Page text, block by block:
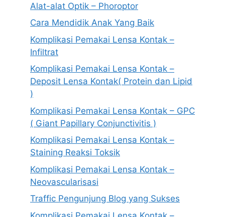
Alat-alat Optik – Phoroptor
Cara Mendidik Anak Yang Baik
Komplikasi Pemakai Lensa Kontak –
Infiltrat
Komplikasi Pemakai Lensa Kontak –
Deposit Lensa Kontak( Protein dan Lipid
)
Komplikasi Pemakai Lensa Kontak – GPC
( Giant Papillary Conjunctivitis )
Komplikasi Pemakai Lensa Kontak –
Staining Reaksi Toksik
Komplikasi Pemakai Lensa Kontak –
Neovascularisasi
Traffic Pengunjung Blog yang Sukses